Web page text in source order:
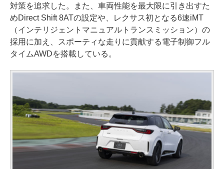
対策を追求した。また、車両性能を最大限に引き出すた
めDirect Shift 8ATの設定や、レクサス初となる6速iMT
（インテリジェントマニュアルトランスミッション）の
採用に加え、スポーティな走りに貢献する電子制御フル
タイムAWDを搭載している。